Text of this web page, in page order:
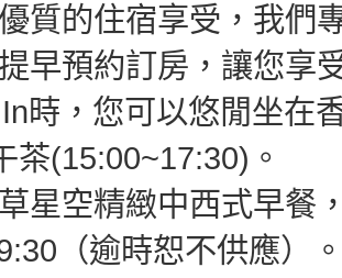
質的住宿享受，我們
早預約訂房，讓您享
時，您可以悠閒坐在
茶(15:00~17:30)。
星空精緻中西式早餐
（逾時恕不供應）